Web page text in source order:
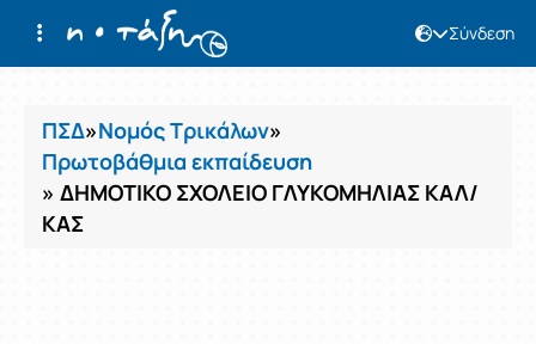
Σύνδεση
Μαθήματα
ΠΣΔ»Νομός Τρικάλων»
Πρωτοβάθμια εκπαίδευση
» ΔΗΜΟΤΙΚΟ ΣΧΟΛΕΙΟ ΓΛΥΚΟΜΗΛΙΑΣ ΚΑΛ/
ΚΑΣ